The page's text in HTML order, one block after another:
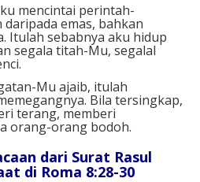
mencintai perintah-
emas, bahkan
Itulah sebabnya aku hidup
segala titah-Mu, segalal
Mu ajaib, itulah
Bila tersingkap,
terang, memberi
orang-orang bodoh.
dari Surat Rasul
di Roma 8:28-30